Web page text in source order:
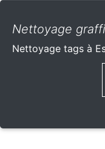
Nettoyage
Nettoyage tags à